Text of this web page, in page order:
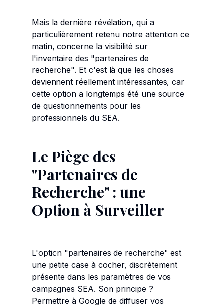
Mais la dernière révélation, qui a
particulièrement retenu notre attention ce
matin, concerne la visibilité sur
l'inventaire des "partenaires de
recherche". Et c'est là que les choses
deviennent réellement intéressantes, car
cette option a longtemps été une source
de questionnements pour les
professionnels du SEA.
Le Piège des
"Partenaires de
Recherche" : une
Option à Surveiller
L'option "partenaires de recherche" est
une petite case à cocher, discrètement
présente dans les paramètres de vos
campagnes SEA. Son principe ?
Permettre à Google de diffuser vos